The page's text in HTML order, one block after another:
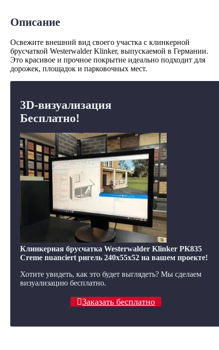
Описание
Освежите внешний вид своего участка с клинкерной
брусчаткой Westerwalder Klinker, выпускаемой в Германии.
Это красивое и прочное покрытие идеально подходит для
дорожек, площадок и парковочных мест.
3D-визуализация
Бесплатно!
Клинкерная брусчатка Westerwalder Klinker PK835
Creme nuanciert ригель 240x55x52 на вашем проекте!
Хотите увидеть, как это будет выглядеть? Мы сделаем
визуализацию бесплатно.
Заказать бесплатно